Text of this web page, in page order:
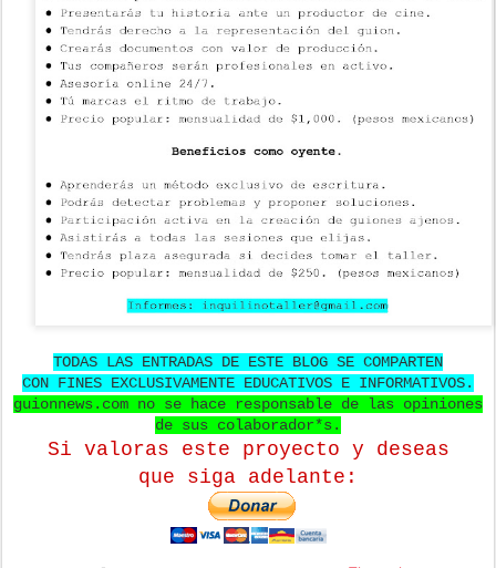
TODAS LAS ENTRADAS DE ESTE BLOG SE COMPARTEN
CON FINES EXCLUSIVAMENTE EDUCATIVOS E INFORMATIVOS.
guionnews.com no se hace responsable de las opiniones
de sus colaborador*s.
Si valoras este proyecto y deseas
que siga adelante: